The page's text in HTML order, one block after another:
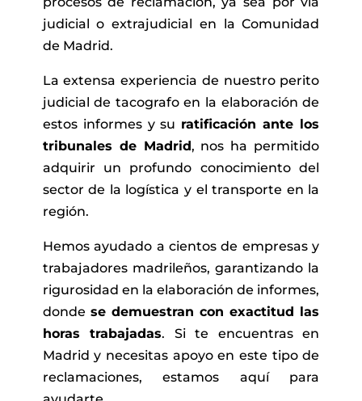
judicial o extrajudicial en la Comunidad
de Madrid.
La extensa experiencia de nuestro perito
judicial de tacografo en la elaboración de
estos informes y su ratificación ante los
tribunales de Madrid, nos ha permitido
adquirir un profundo conocimiento del
sector de la logística y el transporte en la
región.
Hemos ayudado a cientos de empresas y
trabajadores madrileños, garantizando la
rigurosidad en la elaboración de informes,
donde se demuestran con exactitud las
horas trabajadas. Si te encuentras en
Madrid y necesitas apoyo en este tipo de
reclamaciones, estamos aquí para